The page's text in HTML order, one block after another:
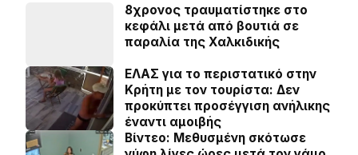
8χρονος τραυματίστηκε στο
κεφάλι μετά από βουτιά σε
παραλία της Χαλκιδικής
ΕΛΑΣ για το περιστατικό στην
Κρήτη με τον τουρίστα: Δεν
προκύπτει προσέγγιση ανήλικης
έναντι αμοιβής
Βίντεο: Μεθυσμένη σκότωσε